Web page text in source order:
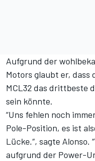
Aufgrund der
Motors glaubt er, dass
MCL32 das drittbeste
sein könnte.
“Uns fehlen noch
Pole-Position, es ist
Lücke.“, sagte Alonso.
aufgrund der Power-